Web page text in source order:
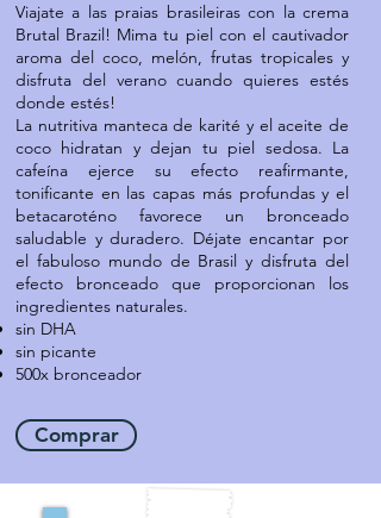
BRUTAL BROWN MANGO
Viajate a las praias brasileiras con la crema
Brutal Brazil! Mima tu piel con el cautivador
aroma del coco, melón, frutas tropicales y
disfruta del verano cuando quieres estés
donde estés!
La nutritiva manteca de karité y el aceite de
coco hidratan y dejan tu piel sedosa. La
cafeína ejerce su efecto reafirmante,
tonificante en las capas más profundas y el
betacaroténo favorece un bronceado
saludable y duradero. Déjate encantar por
el fabuloso mundo de Brasil y disfruta del
efecto bronceado que proporcionan los
ingredientes naturales.
sin DHA
sin picante
500x bronceador
Comprar